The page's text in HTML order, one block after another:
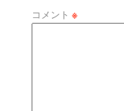
コメント ※